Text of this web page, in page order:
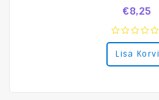
€8,25
0
out
of
Lisa Korvi